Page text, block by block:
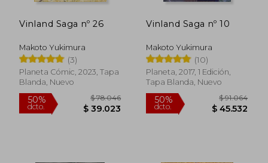
4%
dcto. $ 19.220
10%
dcto. $
Vinland Saga nº 26
Makoto Yukimura
(3)
Planeta Cómic, 2023, Tapa
Blanda, Nuevo
Vinland Saga nº 10
Makoto Yukimura
(10)
Planeta, 2017, 1 Edición,
Tapa Blanda, Nuevo